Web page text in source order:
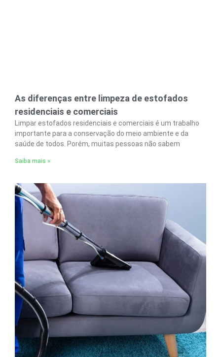
As diferenças entre limpeza de estofados
residenciais e comerciais
Limpar estofados residenciais e comerciais é um trabalho
importante para a conservação do meio ambiente e da
saúde de todos. Porém, muitas pessoas não sabem
Saiba mais »